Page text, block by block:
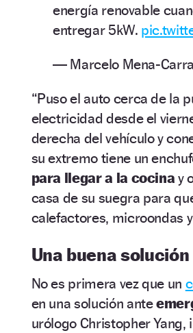
energía renovable
entregar 5kW.
— Marcelo Mena-
“Puso el auto cerca de la
electricidad desde el
derecha del vehículo y
su extremo tiene un
para llegar a la cocina y
casa de su suegra para
calefactores, microondas
Una buena
No es primera vez que un
en una solución ante
urólogo Christopher Yang,